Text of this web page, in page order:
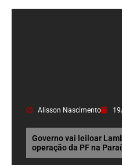
Alisson Nascimento
Governo vai leiloar
operação da PF na